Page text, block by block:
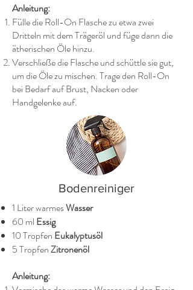
Anleitung:
Fülle die Roll-On Flasche zu etwa zwei
Dritteln mit dem Trägeröl und füge dann die
ätherischen Öle hinzu.
Verschließe die Flasche und schüttle sie gut,
um die Öle zu mischen. Trage den Roll-On
bei Bedarf auf Brust, Nacken oder
Handgelenke auf.
Bodenreiniger
1 Liter warmesWasser
60 ml Essig
10 Tropfen Eukalyptusöl
5 TropfenZitronenöl
Anleitung: